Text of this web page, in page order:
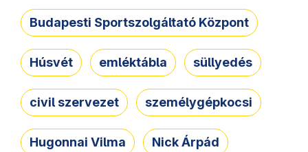
Budapesti Sportszolgáltató Központ
Húsvét emléktábla süllyedés
civil szervezet személygépkocsi
Hugonnai Vilma Nick Árpád